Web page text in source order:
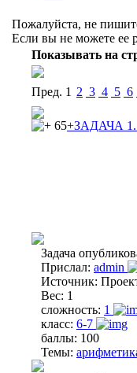
Пожалуйста, не
Если вы не можете ее
Показывать на
Пред. 1 2 3 4 5 6
65+ЗАДАЧА 1.
Задача
Прислал: admin
Источник:
Вес: 1
сложность: 1
класс: 6-7
баллы: 100
Темы: